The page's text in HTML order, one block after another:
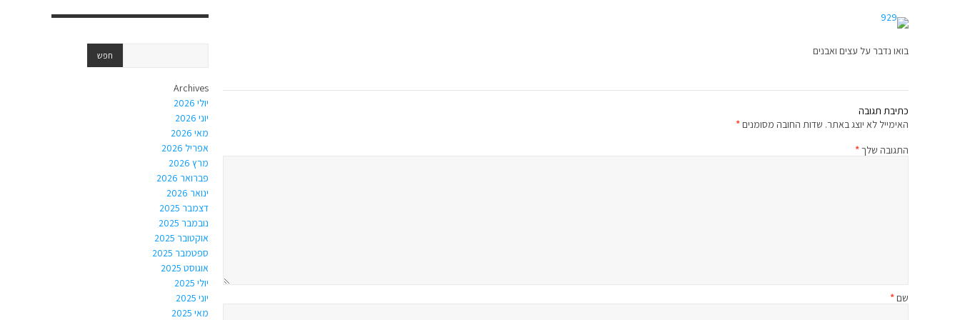
בואו נדבר על עצים ואבנים
כתיבת תגובה
האימייל לא יוצג באתר. שדות החובה מסומנים*
התגובה שלך*
שם*
Archives
יולי 2026
יוני 2026
מאי 2026
אפריל 2026
מרץ 2026
פברואר 2026
ינואר 2026
דצמבר 2025
נובמבר 2025
אוקטובר 2025
ספטמבר 2025
אוגוסט 2025
יולי 2025
יוני 2025
מאי 2025